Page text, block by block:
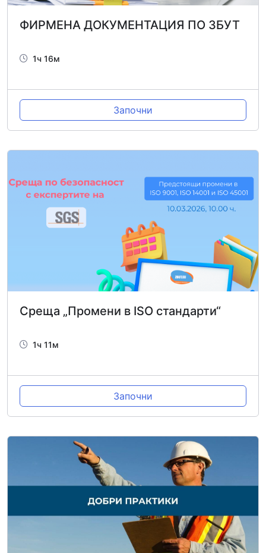
ФИРМЕНА ДОКУМЕНТАЦИЯ ПО ЗБУТ
1ч 16м
Започни
Среща „Промени в ISO стандарти“
1ч 11м
Започни